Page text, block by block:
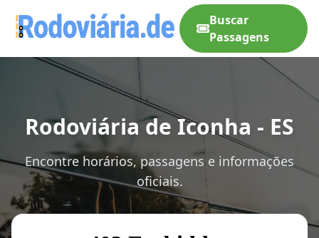
Buscar
Passagens
Rodoviária de Iconha - ES
Encontre horários, passagens e informações
oficiais.